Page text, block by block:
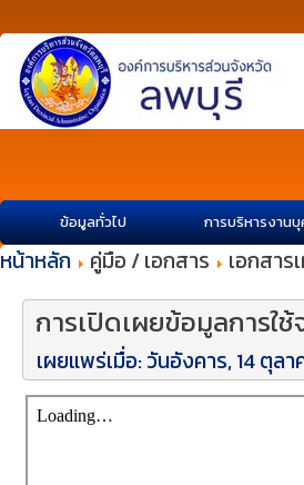
ข้อมูลทั่วไป การบริหารงาน
หน้าหลัก คู่มือ / เอกสาร เอกสาร
การเปิดเผยข้อมูลการ
เผยแพร่เมื่อ: วันอังคาร, 14 ตุลา